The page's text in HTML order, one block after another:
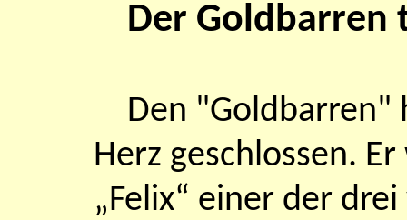
Der Goldbarren
Den
Herz geschlossen.
„Felix“ einer der